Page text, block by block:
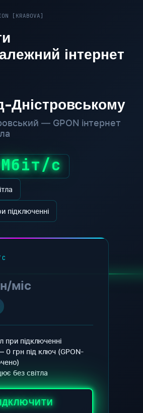
[KRABOVA]
інтернет
Дністровському
— GPON інтернет
с
підключенні
міс
при підключенні
0 грн під ключ (GPON-
без світла